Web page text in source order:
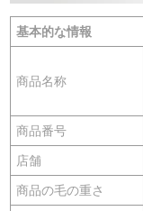
基本的な情報
商品名称
商品番号
店舗
商品の毛の重さ